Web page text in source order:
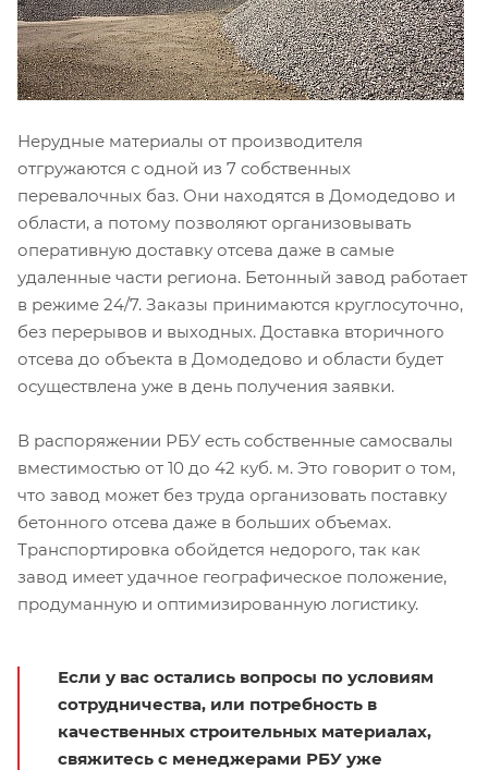
Нерудные материалы от производителя
отгружаются с одной из 7 собственных
перевалочных баз. Они находятся в Домодедово и
области, а потому позволяют организовывать
оперативную доставку отсева даже в самые
удаленные части региона. Бетонный завод работает
в режиме 24/7. Заказы принимаются круглосуточно,
без перерывов и выходных. Доставка вторичного
отсева до объекта в Домодедово и области будет
осуществлена уже в день получения заявки.
В распоряжении РБУ есть собственные самосвалы
вместимостью от 10 до 42 куб. м. Это говорит о том,
что завод может без труда организовать поставку
бетонного отсева даже в больших объемах.
Транспортировка обойдется недорого, так как
завод имеет удачное географическое положение,
продуманную и оптимизированную логистику.
Если у вас остались вопросы по условиям
сотрудничества, или потребность в
качественных строительных материалах,
свяжитесь с менеджерами РБУ уже